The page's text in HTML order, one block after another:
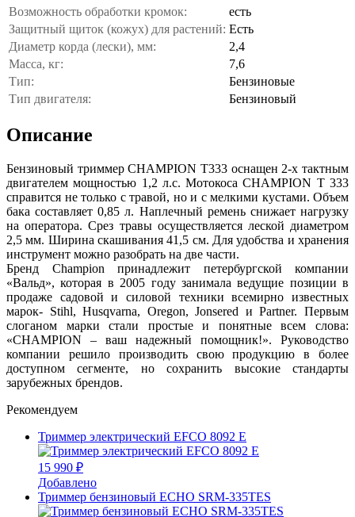
Возможность обработки кромок:
есть
Защитный щиток (кожух) для растений: Есть
Диаметр корда (лески), мм:
2,4
Масса, кг:
7,6
Тип:
Бензиновые
Тип двигателя:
Бензиновый
Описание
Бензиновый триммер CHAMPION Т333 оснащен 2-х тактным
двигателем мощностью 1,2 л.с. Мотокоса CHAMPION Т 333
справится не только с травой, но и с мелкими кустами. Объем
бака составляет 0,85 л. Наплечный ремень снижает нагрузку
на оператора. Срез травы осуществляется леской диаметром
2,5 мм. Ширина скашивания 41,5 см. Для удобства и хранения
инструмент можно разобрать на две части.
Бренд Champion принадлежит петербургской компании
«Вальд», которая в 2005 году занимала ведущие позиции в
продаже садовой и силовой техники всемирно известных
марок- Stihl, Husqvarna, Oregon, Jonsered и Partner. Первым
слоганом марки стали простые и понятные всем слова:
«CHAMPION – ваш надежный помощник!». Руководство
компании решило производить свою продукцию в более
доступном сегменте, но сохранить высокие стандарты
зарубежных брендов.
Рекомендуем
Триммер электрический EFCO 8092 E
15 990 ₽
Добавлено
Триммер бензиновый ECHO SRM-335TES